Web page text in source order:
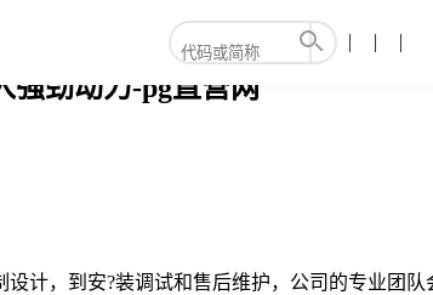
强劲动力-pg直营网
计，到安?装调试和售后维护，公司的专业团